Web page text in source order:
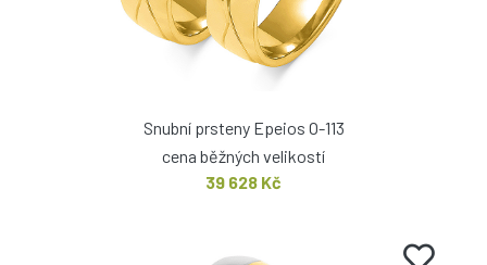
Snubní prsteny Epeios O-113
cena běžných velikostí
39 628 Kč